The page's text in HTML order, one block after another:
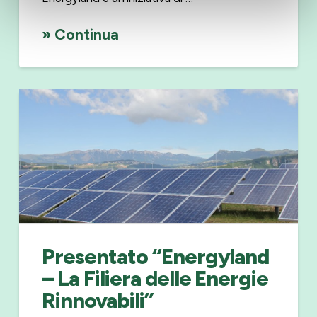
» Continua
Presentato “Energyland
– La Filiera delle Energie
Rinnovabili”